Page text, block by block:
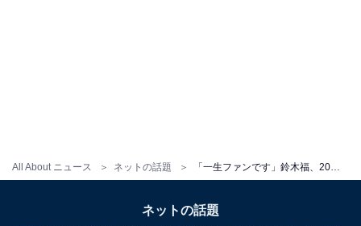
All About ニュース ネットの話題
ネットの話題